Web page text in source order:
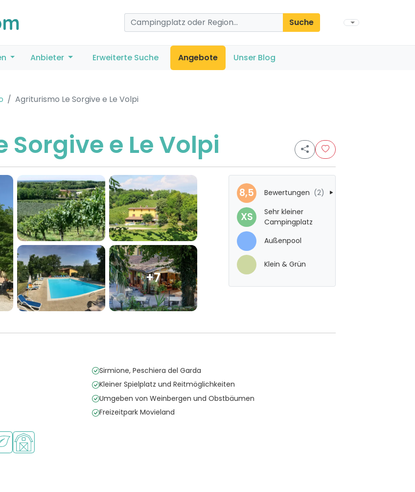
Suche
Anbieter Erweiterte Suche Angebote Unser Blog
Agriturismo Le Sorgive e Le Volpi
e Le Volpi
+7
8,5 Bewertungen (2)
XS
Sehr kleiner
Campingplatz
Außenpool
Klein & Grün
Sirmione, Peschiera del Garda
Kleiner Spielplatz und Reitmöglichkeiten
Umgeben von Weinbergen und Obstbäumen
Freizeitpark Movieland
oder Pizzeria
Lage
Bauernhofcamping